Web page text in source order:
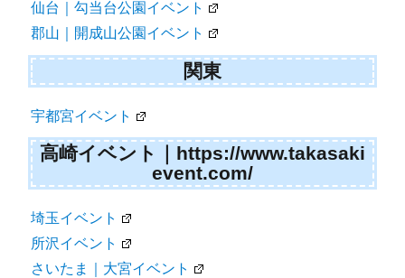
仙台｜勾当台公園イベント
郡山｜開成山公園イベント
関東
宇都宮イベント
高崎イベント｜https://www.takasaki
event.com/
埼玉イベント
所沢イベント
さいたま｜大宮イベント